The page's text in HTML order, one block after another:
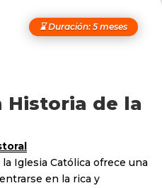
⌛ Duración: 5 meses
Historia de la
Iglesia Católica ofrece una
en la rica y